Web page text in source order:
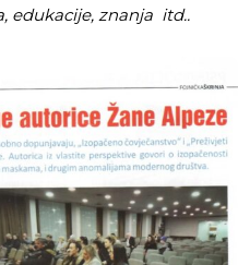
edukacije, znanja itd..